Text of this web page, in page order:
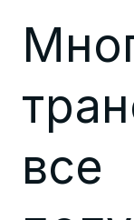
все